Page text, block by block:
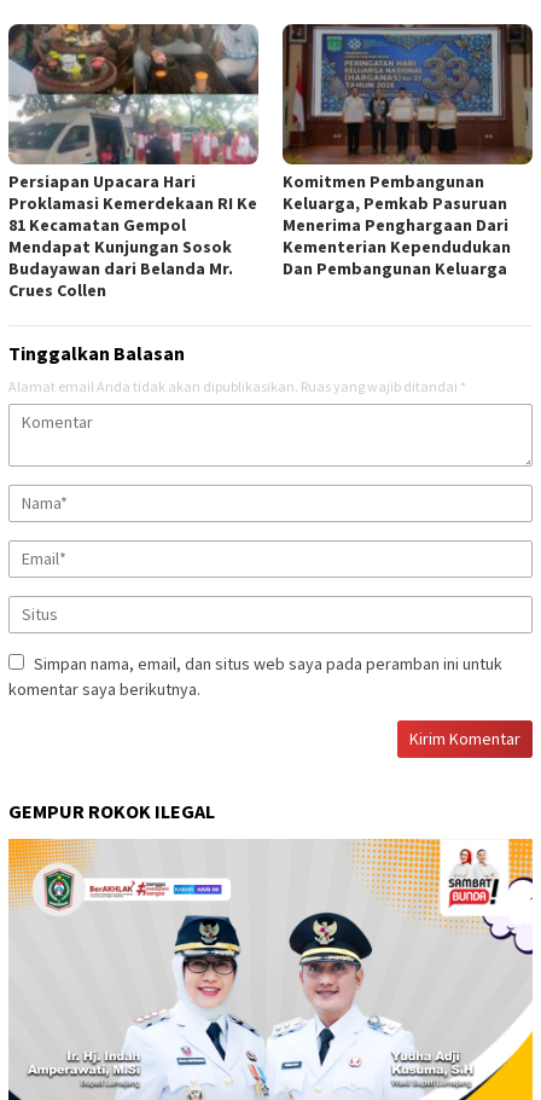
Persiapan Upacara Hari
Proklamasi Kemerdekaan RI Ke
81 Kecamatan Gempol
Mendapat Kunjungan Sosok
Budayawan dari Belanda Mr.
Crues Collen
Komitmen Pembangunan
Keluarga, Pemkab Pasuruan
Menerima Penghargaan Dari
Kementerian Kependudukan
Dan Pembangunan Keluarga
Tinggalkan Balasan
Alamat email Anda tidak akan dipublikasikan. Ruas yang wajib ditandai *
Simpan nama, email, dan situs web saya pada peramban ini untuk
komentar saya berikutnya.
GEMPUR ROKOK ILEGAL